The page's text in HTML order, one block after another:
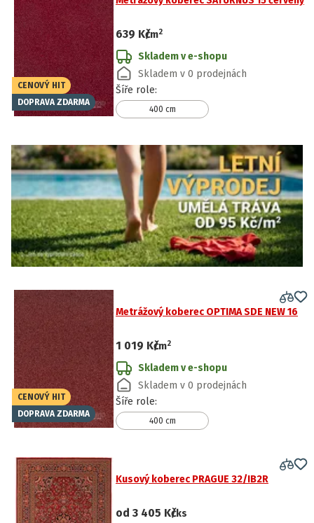
CENOVÝ HIT
DOPRAVA ZDARMA
639 Kč
/m2
Skladem v e-shopu
Skladem v 0 prodejnách
Šíře role:
400 cm
CENOVÝ HIT
DOPRAVA ZDARMA
Metrážový koberec OPTIMA SDE NEW 16
1 019 Kč
/m2
Skladem v e-shopu
Skladem v 0 prodejnách
Šíře role:
400 cm
Kusový koberec PRAGUE 32/IB2R
od 3 405 Kč/ks